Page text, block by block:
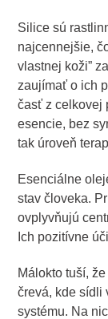
Silice sú
najcennejšie,
vlastnej koži”
zaujímať o ich
časť z celkovej
esencie, bez
tak úroveň
Esenciálne
stav človeka.
ovplyvňujú
Ich pozitívne
Málokto tuší,
črevá, kde sídli
systému. Na